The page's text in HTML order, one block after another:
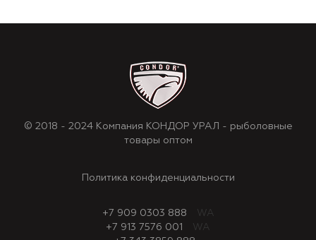
© 2018 - 2024 Компания КОНДОР УРАЛ - рыболовные
товары оптом
Политика конфиденциальности
+7 909 0303 888
WA
+7 913 7576 001
WA